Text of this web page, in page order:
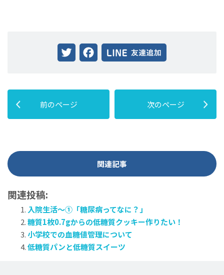
前のページ 次のページ
関連記事
関連投稿:
入院生活～①「糖尿病ってなに？」
糖質1枚0.7gからの低糖質クッキー作りたい！
小学校での血糖値管理について
低糖質パンと低糖質スイーツ